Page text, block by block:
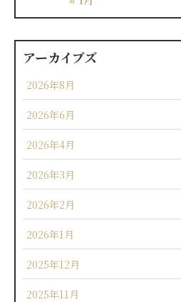
アーカイブズ
2026年8月
2026年6月
2026年4月
2026年3月
2026年2月
2026年1月
2025年12月
2025年11月